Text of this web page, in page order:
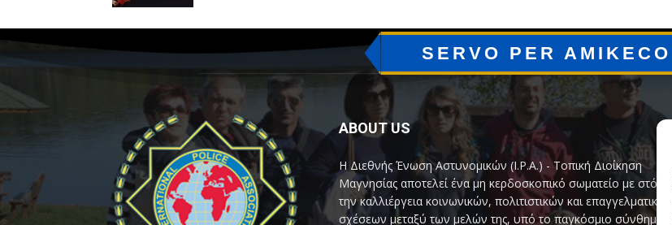
SERVO PER AMIKECO
ABOUT US
Η Διεθνής Ένωση Αστυνομικών (I.P.A.) - Τοπική Διοίκηση
Μαγνησίας αποτελεί ένα μη κερδοσκοπικό σωματείο με στόχο
την καλλιέργεια κοινωνικών, πολιτιστικών και επαγγελματικών
σχέσεων μεταξύ των μελών της, υπό το παγκόσμιο σύνθημα